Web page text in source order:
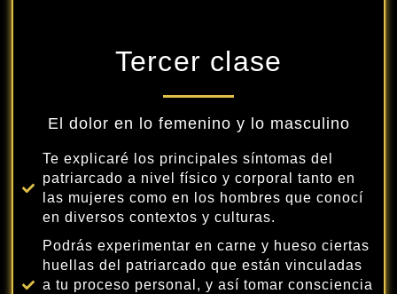
Tercer clase
El dolor en lo femenino y lo masculino
Te explicaré los principales síntomas del
patriarcado a nivel físico y corporal tanto en
las mujeres como en los hombres que conocí
en diversos contextos y culturas.
Podrás experimentar en carne y hueso ciertas
huellas del patriarcado que están vinculadas
a tu proceso personal, y así tomar consciencia